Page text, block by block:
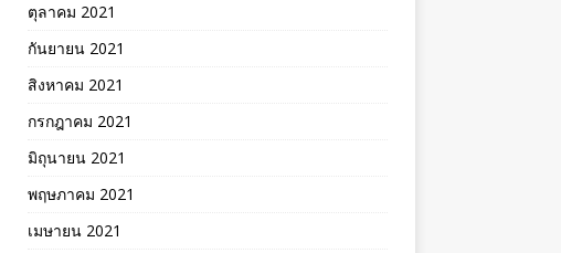
ตุลาคม 2021
กันยายน 2021
สิงหาคม 2021
กรกฎาคม 2021
มิถุนายน 2021
พฤษภาคม 2021
เมษายน 2021